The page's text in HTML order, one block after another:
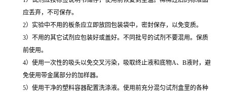
应丢弃，不可保存。
2）实验中不用的板条应立即放回包装袋中，密封保存，以免变质。
3）不用的其它试剂应包装好或盖好。不同批号的试剂不要混用。保质
前使用。
4）使用一次性的吸头以免交叉污染，吸取终止液和底物A、B液时，避
免使用带金属部分的加样器。
5）使用干净的塑料容器配置洗涤液。使用前充分混匀试剂盒里的各种